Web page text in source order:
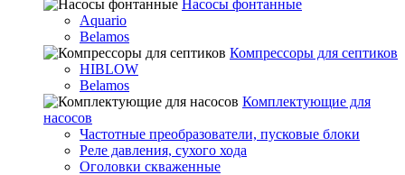
Насосы фонтанные
Aquario
Belamos
Компрессоры для септиков
HIBLOW
Belamos
Комплектующие для
насосов
Частотные преобразователи, пусковые блоки
Реле давления, сухого хода
Оголовки скваженные